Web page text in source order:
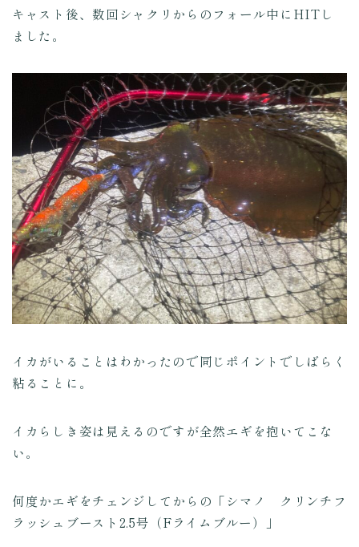
キャスト後、数回シャクリからのフォール中にHITし
ました。
イカがいることはわかったので同じポイントでしばらく
粘ることに。
イカらしき姿は見えるのですが全然エギを抱いてこな
い。
何度かエギをチェンジしてからの「シマノ クリンチフ
ラッシュブースト2.5号（Fライムブルー）」